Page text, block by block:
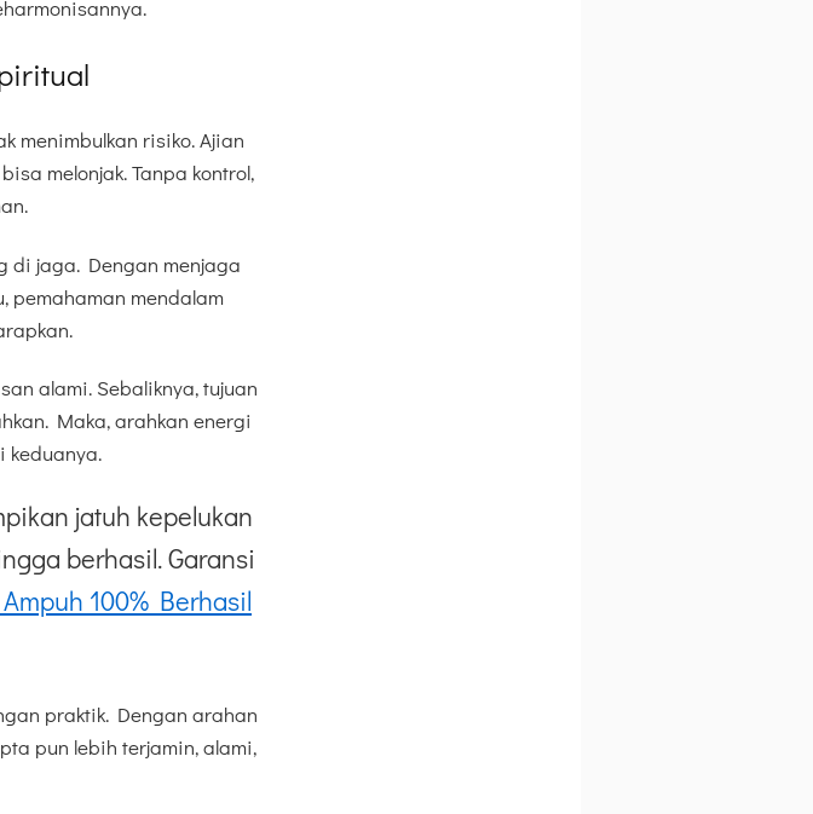
menimbulkan risiko. Ajian
melonjak. Tanpa kontrol,
di jaga. Dengan menjaga
pemahaman mendalam
alami. Sebaliknya, tujuan
Maka, arahkan energi
keduanya.
jatuh kepelukan
berhasil. Garansi
100% Berhasil
praktik. Dengan arahan
pun lebih terjamin, alami,